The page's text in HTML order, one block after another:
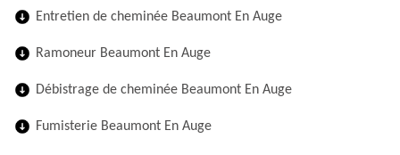
Entretien de cheminée Beaumont En Auge
Ramoneur Beaumont En Auge
Débistrage de cheminée Beaumont En Auge
Fumisterie Beaumont En Auge